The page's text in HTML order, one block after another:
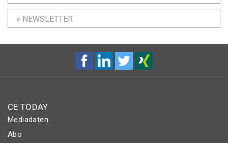
» NEWSLETTER
CE TODAY
Mediadaten
Abo